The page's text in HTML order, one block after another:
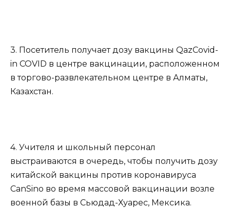
3. Посетитель получает дозу вакцины QazCovid-
in COVID в центре вакцинации, расположенном
в торгово-развлекательном центре в Алматы,
Казахстан.
4. Учителя и школьный персонал
выстраиваются в очередь, чтобы получить дозу
китайской вакцины против коронавируса
CanSino во время массовой вакцинации возле
военной базы в Сьюдад-Хуарес, Мексика.